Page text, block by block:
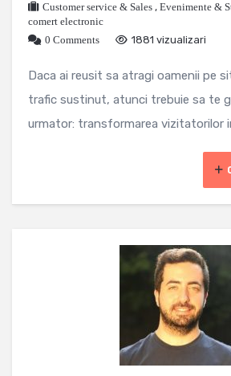
Customer service & Sales , Evenimente &
comert electronic
0 Comments
1881 vizualizari
Daca ai reusit sa atragi oamenii pe
trafic sustinut, atunci trebuie sa te
urmator: transformarea vizitatorilor